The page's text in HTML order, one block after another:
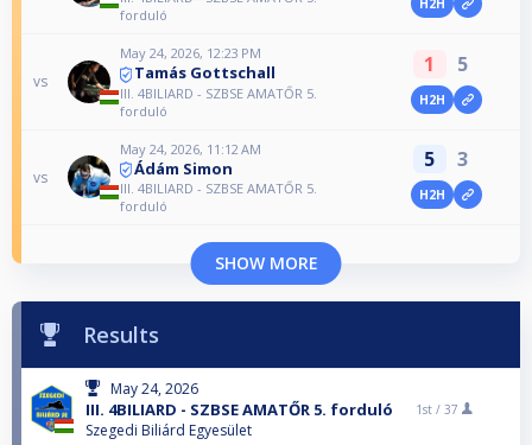
forduló
H2H
vs
May 24, 2026, 12:23 PM
Tamás Gottschall
III. 4BILIARD - SZBSE AMATŐR 5.
forduló
1 5
H2H
vs
May 24, 2026, 11:12 AM
Ádám Simon
III. 4BILIARD - SZBSE AMATŐR 5.
forduló
5 3
H2H
SHOW MORE
Results
May 24, 2026
III. 4BILIARD - SZBSE AMATŐR 5. forduló
Szegedi Biliárd Egyesület
1st / 37